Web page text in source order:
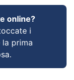
online?
i
prima